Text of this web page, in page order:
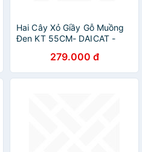
Hai Cây Xỏ Giầy Gỗ Muồng
Đen KT 55CM- DAICAT -
279.000 đ